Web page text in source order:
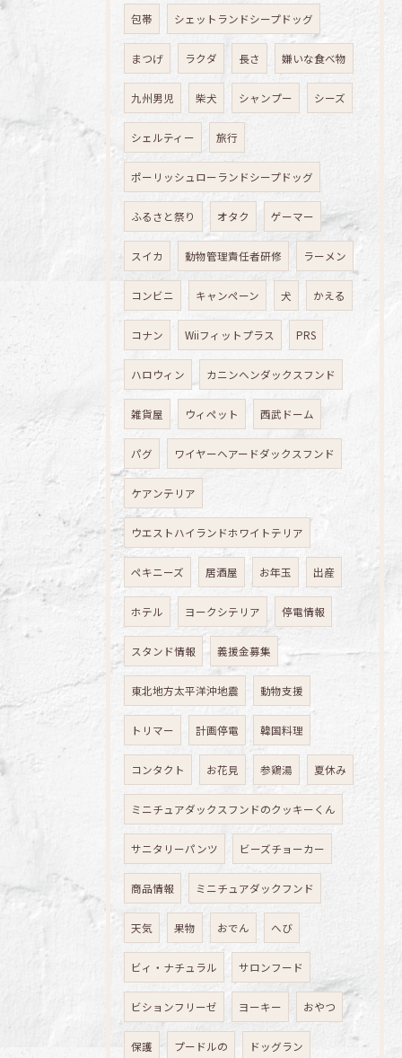
包帯 シェットランドシープドッグ
まつげ ラクダ 長さ 嫌いな食べ物
九州男児 柴犬 シャンプー シーズ
シェルティー 旅行
ポーリッシュローランドシープドッグ
ふるさと祭り オタク ゲーマー
スイカ 動物管理責任者研修 ラーメン
コンビニ キャンペーン 犬 かえる
コナン Wiiフィットプラス PRS
ハロウィン カニンヘンダックスフンド
雑貨屋 ウィペット 西武ドーム
パグ ワイヤーヘアードダックスフンド
ケアンテリア
ウエストハイランドホワイトテリア
ペキニーズ 居酒屋 お年玉 出産
ホテル ヨークシテリア 停電情報
スタンド情報 義援金募集
東北地方太平洋沖地震 動物支援
トリマー 計画停電 韓国料理
コンタクト お花見 参鶏湯 夏休み
ミニチュアダックスフンドのクッキーくん
サニタリーパンツ ビーズチョーカー
商品情報 ミニチュアダックフンド
天気 果物 おでん へび
ビィ・ナチュラル サロンフード
ビションフリーゼ ヨーキー おやつ
保護 プードルの ドッグラン